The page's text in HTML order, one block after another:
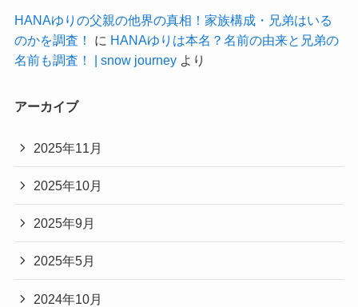
HANAゆりの父親の他界の真相！家族構成・兄弟はいる
のかを調査！
に HANAゆりは本名？名前の由来と兄弟の
名前も調査！ | snow journeyより
アーカイブ
2025年11月
2025年10月
2025年9月
2025年5月
2024年10月